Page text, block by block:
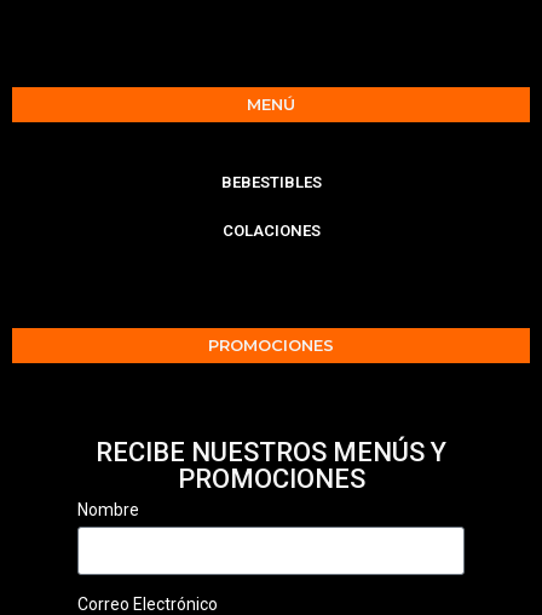
MENÚ
BEBESTIBLES
COLACIONES
PROMOCIONES
RECIBE NUESTROS MENÚS Y
PROMOCIONES
Nombre
Correo Electrónico